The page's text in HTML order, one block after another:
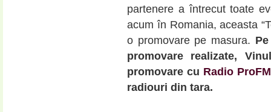
partenere a întrecut toate
acum în Romania, aceasta
o promovare pe masura.
promovare realizate,
promovare cu Radio ProFM
radiouri din tara.